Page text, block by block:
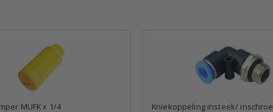
MUFK x 1/4
Kniekoppeling insteek/ inschroef